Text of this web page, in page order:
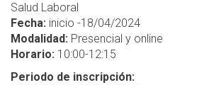
Salud Laboral
Fecha: inicio -18/04/2024
Modalidad: Presencial y online
Horario: 10:00-12:15
Periodo de inscripción: